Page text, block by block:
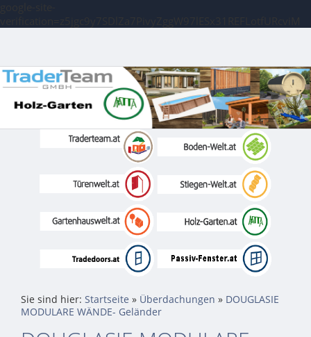
Sie sind hier: Startseite » Überdachungen » DOUGLASIE
MODULARE WÄNDE- Geländer